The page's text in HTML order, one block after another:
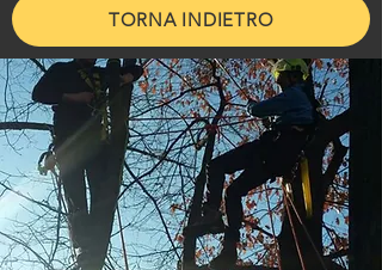
TORNA INDIETRO